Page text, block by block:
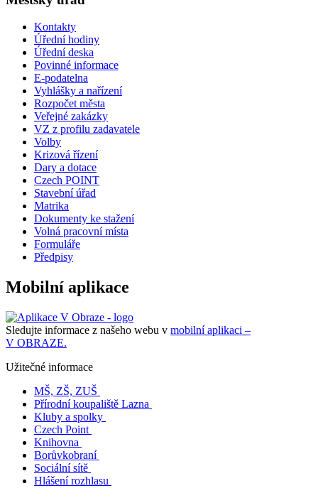
Kontakty
Úřední hodiny
Úřední deska
Povinné informace
E-podatelna
Vyhlášky a nařízení
Rozpočet města
Veřejné zakázky
VZ z profilu zadavatele
Volby
Krizová řízení
Dary a dotace
Czech POINT
Stavební úřad
Matrika
Dokumenty ke stažení
Volná pracovní místa
Formuláře
Předpisy
Mobilní aplikace
Sledujte informace z našeho webu v mobilní aplikaci –
V OBRAZE.
Užitečné informace
MŠ, ZŠ, ZUŠ
Přírodní koupaliště Lazna
Kluby a spolky
Czech Point
Knihovna
Borůvkobraní
Sociální sítě
Hlášení rozhlasu